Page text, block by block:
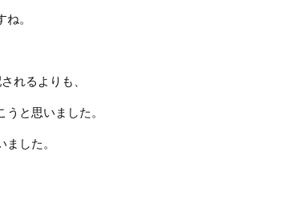
ね。
れるよりも、
と思いました。
した。